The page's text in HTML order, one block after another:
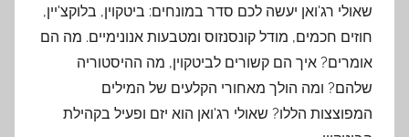
שאולי רג'ואן יעשה לכם סדר במונחים: ביטקוין, בלוקצ'יין,
חוזים חכמים, מודל קונסנזוס ומטבעות אנונימיים. מה הם
אומרים? איך הם קשורים לביטקוין, מה ההיסטוריה
שלהם? ומה הולך מאחורי הקלעים של המילים
המפוצצות הללו? שאולי רג'ואן הוא יזם ופעיל בקהילת